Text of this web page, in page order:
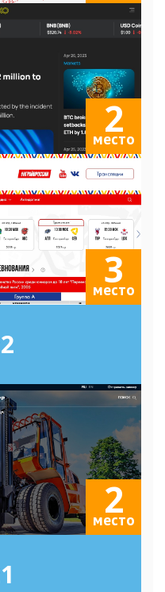
2
место
3
место
2
место